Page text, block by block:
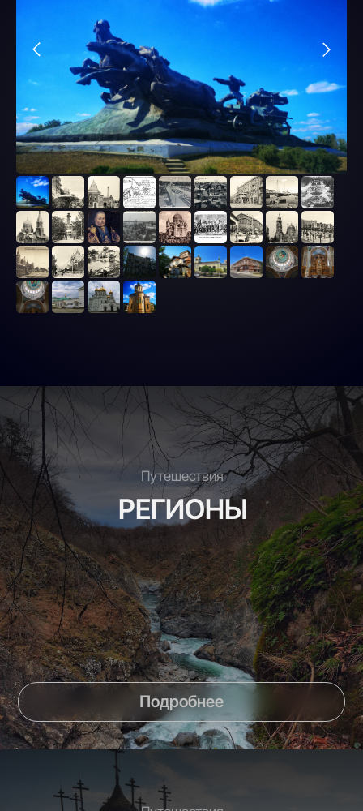
Путешествия
ТУР-
МАРШРУТЫ
Подробнее
Подробнее
Наши контакты
Заполните форму и мы свяжемся с вами
для консультации
Ваш email
Ваши контакты
Ваш контактный номер